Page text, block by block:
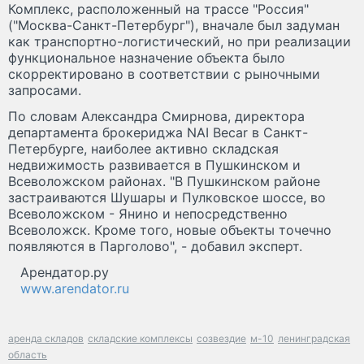
Комплекс, расположенный на трассе "Россия"
("Москва-Санкт-Петербург"), вначале был задуман
как транспортно-логистический, но при реализации
функциональное назначение объекта было
скорректировано в соответствии с рыночными
запросами.
По словам Александра Смирнова, директора
департамента брокериджа NAI Becar в Санкт-
Петербурге, наиболее активно складская
недвижимость развивается в Пушкинском и
Всеволожском районах. "В Пушкинском районе
застраиваются Шушары и Пулковское шоссе, во
Всеволожском - Янино и непосредственно
Всеволожск. Кроме того, новые объекты точечно
появляются в Парголово", - добавил эксперт.
Арендатор.ру
www.arendator.ru
аренда складов складские комплексы созвездие м-10 ленинградская
область